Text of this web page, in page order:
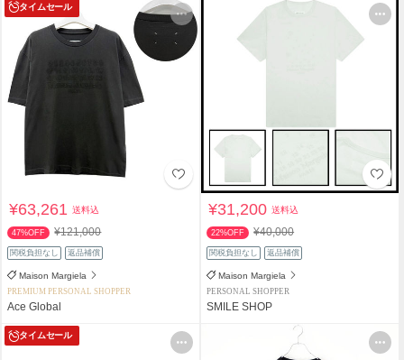
タイムセール
¥63,261送料込
47%OFF ¥121,000
関税負担なし 返品補償
Maison Margiela
PREMIUM PERSONAL SHOPPER
Ace Global
¥31,200送料込
22%OFF ¥40,000
関税負担なし 返品補償
Maison Margiela
PERSONAL SHOPPER
SMILE SHOP
タイムセール